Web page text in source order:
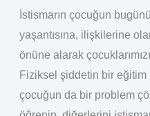
İstismarın çocuğun
yaşantısına, ilişkilerine
önüne alarak
Fiziksel şiddetin bir eğitim
çocuğun da bir problem